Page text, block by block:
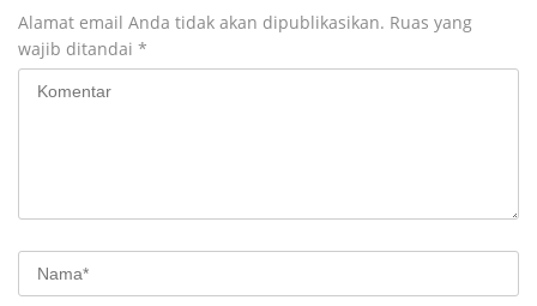
Alamat email Anda tidak akan dipublikasikan. Ruas yang
wajib ditandai *